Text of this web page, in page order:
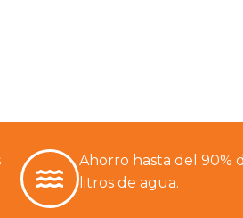
Ahorro hasta del 90%
litros de agua.